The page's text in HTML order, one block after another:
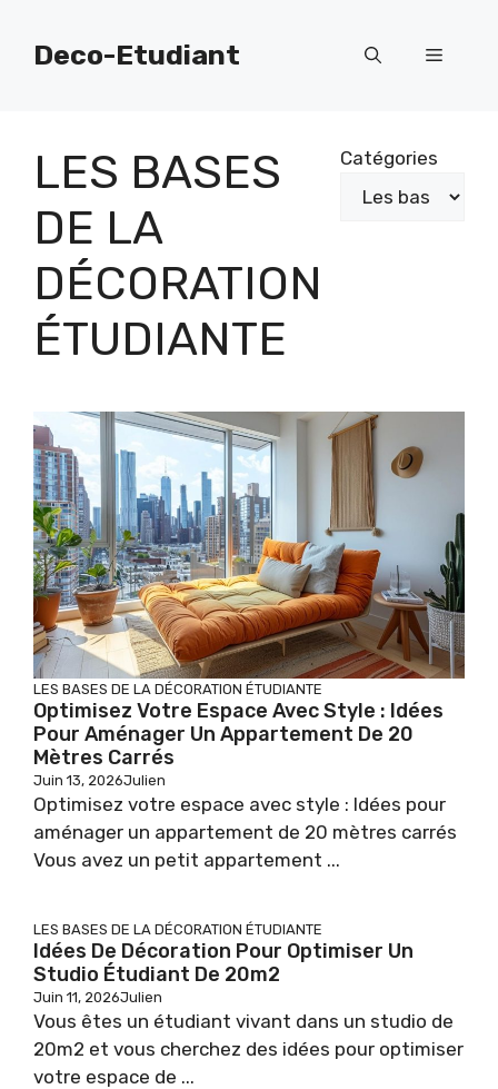
contenuDeco-Etudiant Menu
LES BASES
DE LA
DÉCORATION
ÉTUDIANTE
Catégories
LES BASES DE LA DÉCORATION ÉTUDIANTE
Optimisez Votre Espace Avec Style : Idées
Pour Aménager Un Appartement De 20
Mètres Carrés
Juin 13, 2026Julien
Optimisez votre espace avec style : Idées pour
aménager un appartement de 20 mètres carrés
Vous avez un petit appartement ...
LES BASES DE LA DÉCORATION ÉTUDIANTE
Idées De Décoration Pour Optimiser Un
Studio Étudiant De 20m2
Juin 11, 2026Julien
Vous êtes un étudiant vivant dans un studio de
20m2 et vous cherchez des idées pour optimiser
votre espace de ...